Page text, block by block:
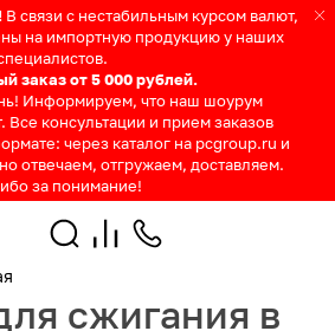
В связи с нестабильным курсом валют,
на импортную продукцию у наших
заказ от 5 000 рублей.
Информируем, что наш шоурум
Все консультации и прием заказов
через каталог на pcgroup.ru и
отвечаем, отгружаем, доставляем.
за понимание!
сжигания в